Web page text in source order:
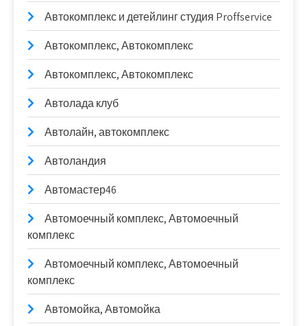
Автокомплекс и детейлинг студия Proffservice
Автокомплекс, Автокомплекс
Автокомплекс, Автокомплекс
Автолада клуб
Автолайн, автокомплекс
Автоландия
Автомастер46
Автомоечный комплекс, Автомоечный
комплекс
Автомоечный комплекс, Автомоечный
комплекс
Автомойка, Автомойка